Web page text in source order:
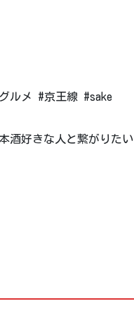
ルメ #京王線 #sake
酒好きな人と繋がりたい